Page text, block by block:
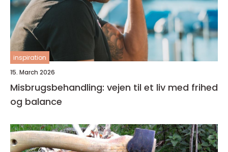
inspiration
15. March 2026
Misbrugsbehandling: vejen til et liv med frihed
og balance